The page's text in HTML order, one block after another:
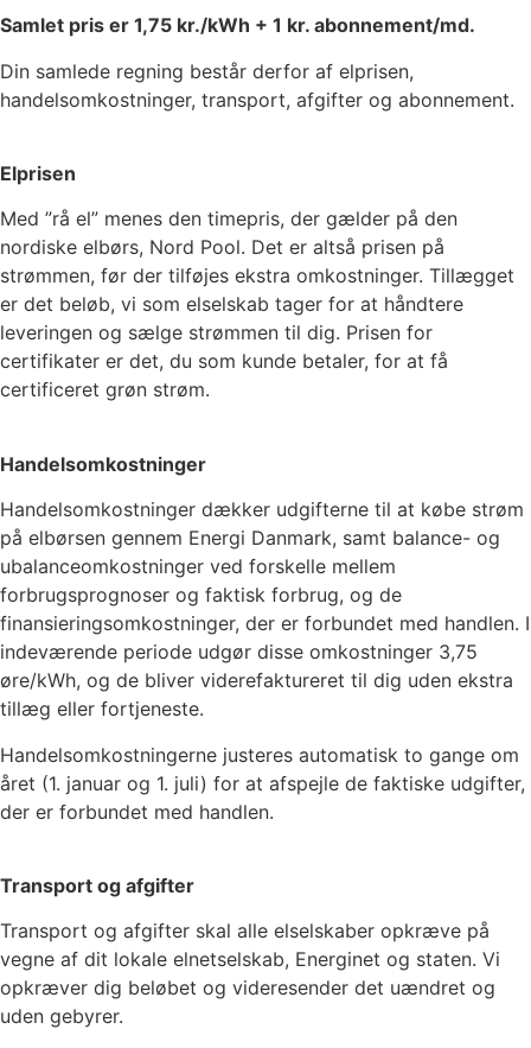
Samlet pris er 1,75 kr./kWh + 1 kr. abonnement/md.
Din samlede regning består derfor af elprisen,
handelsomkostninger, transport, afgifter og abonnement.
Elprisen
Med ”rå el” menes den timepris, der gælder på den
nordiske elbørs, Nord Pool. Det er altså prisen på
strømmen, før der tilføjes ekstra omkostninger. Tillægget
er det beløb, vi som elselskab tager for at håndtere
leveringen og sælge strømmen til dig. Prisen for
certifikater er det, du som kunde betaler, for at få
certificeret grøn strøm.
Handelsomkostninger
Handelsomkostninger dækker udgifterne til at købe strøm
på elbørsen gennem Energi Danmark, samt balance- og
ubalanceomkostninger ved forskelle mellem
forbrugsprognoser og faktisk forbrug, og de
finansieringsomkostninger, der er forbundet med handlen. I
indeværende periode udgør disse omkostninger 3,75
øre/kWh, og de bliver viderefaktureret til dig uden ekstra
tillæg eller fortjeneste.
Handelsomkostningerne justeres automatisk to gange om
året (1. januar og 1. juli) for at afspejle de faktiske udgifter,
der er forbundet med handlen.
Transport og afgifter
Transport og afgifter skal alle elselskaber opkræve på
vegne af dit lokale elnetselskab, Energinet og staten. Vi
opkræver dig beløbet og videresender det uændret og
uden gebyrer.